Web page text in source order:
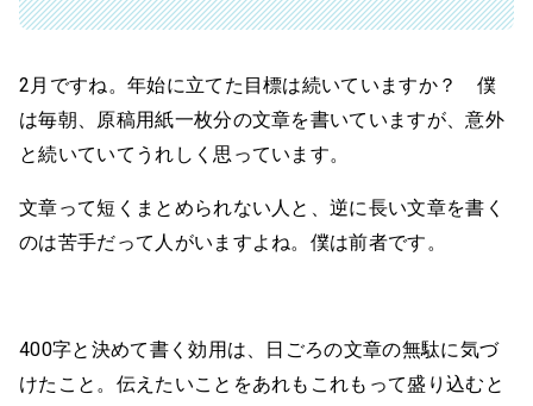
2月ですね。年始に立てた目標は続いていますか？ 僕
は毎朝、原稿用紙一枚分の文章を書いていますが、意外
と続いていてうれしく思っています。
文章って短くまとめられない人と、逆に長い文章を書く
のは苦手だって人がいますよね。僕は前者です。
400字と決めて書く効用は、日ごろの文章の無駄に気づ
けたこと。伝えたいことをあれもこれもって盛り込むと